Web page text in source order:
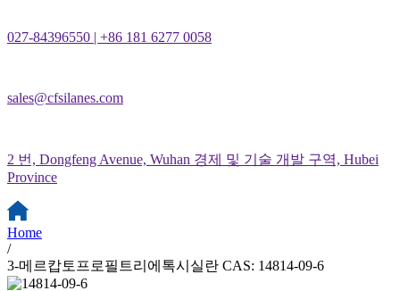
027-84396550 | +86 181 6277 0058
sales@cfsilanes.com
2 번, Dongfeng Avenue, Wuhan 경제 및 기술 개발 구역, Hubei
Province
Home
/
3-메르캅토프로필트리에톡시실란 CAS: 14814-09-6